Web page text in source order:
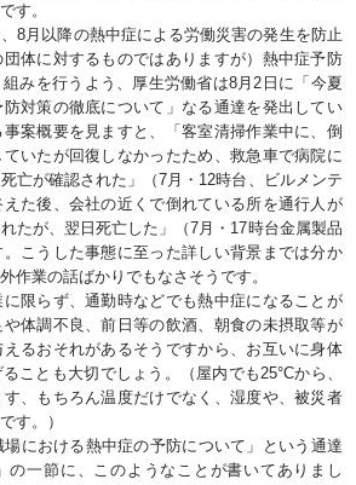
す。
8月以降の熱中症による労働災害の発生を防止
体に対するものではありますが）熱中症予防
みを行うよう、厚生労働省は8月2日に「今夏
対策の徹底について」なる通達を発出してい
案概要を見ますと、「客室清掃作業中に、倒
いたが回復しなかったため、救急車で病院に
亡が確認された」（7月・12時台、ビルメンテ
た後、会社の近くで倒れている所を通行人が
たが、翌日死亡した」（7月・17時台金属製品
こうした事態に至った詳しい背景までは分か
作業の話ばかりでもなさそうです。
限らず、通勤時などでも熱中症になることが
体調不良、前日等の飲酒、朝食の未摂取等が
るおそれがあるそうですから、お互いに身体
ことも大切でしょう。（屋内でも25°Cから、
、もちろん温度だけでなく、湿度や、被災者
す。）
における熱中症の予防について」という通達
の一節に、このようなことが書いてありまし